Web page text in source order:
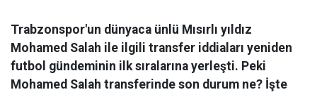
Trabzonspor'un dünyaca ünlü Mısırlı yıldız
Mohamed Salah ile ilgili transfer iddiaları yeniden
futbol gündeminin ilk sıralarına yerleşti. Peki
Mohamed Salah transferinde son durum ne? İşte